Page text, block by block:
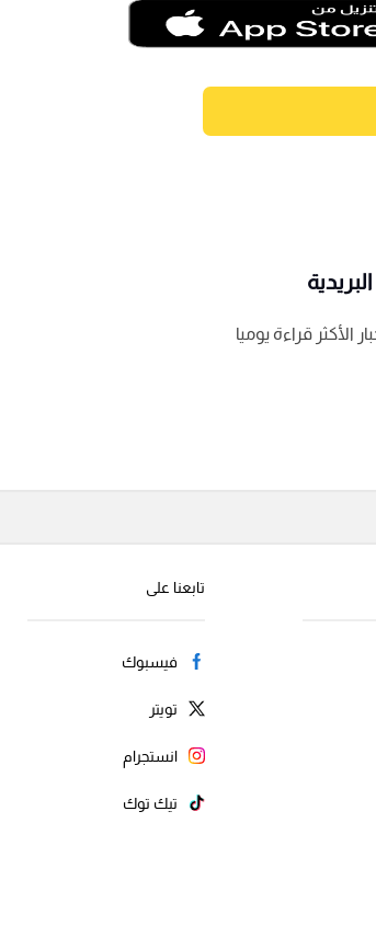
الأكثر قراءة يوميا
تابعنا على
فيسبوك
تويتر
انستجرام
تيك توك